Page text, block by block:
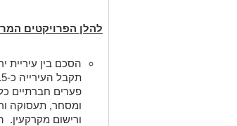
להלן הפרויקטים
הסכם בין עיריית
פערים חברתיים
ומסחר, תעסוקה
ורישום מקרקעין.